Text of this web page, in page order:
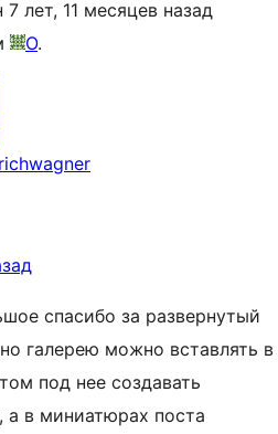
лет, 11 месяцев назад
O.
richwagner
спасибо за развернутый
галерею можно вставлять в
под нее создавать
а в миниатюрах поста